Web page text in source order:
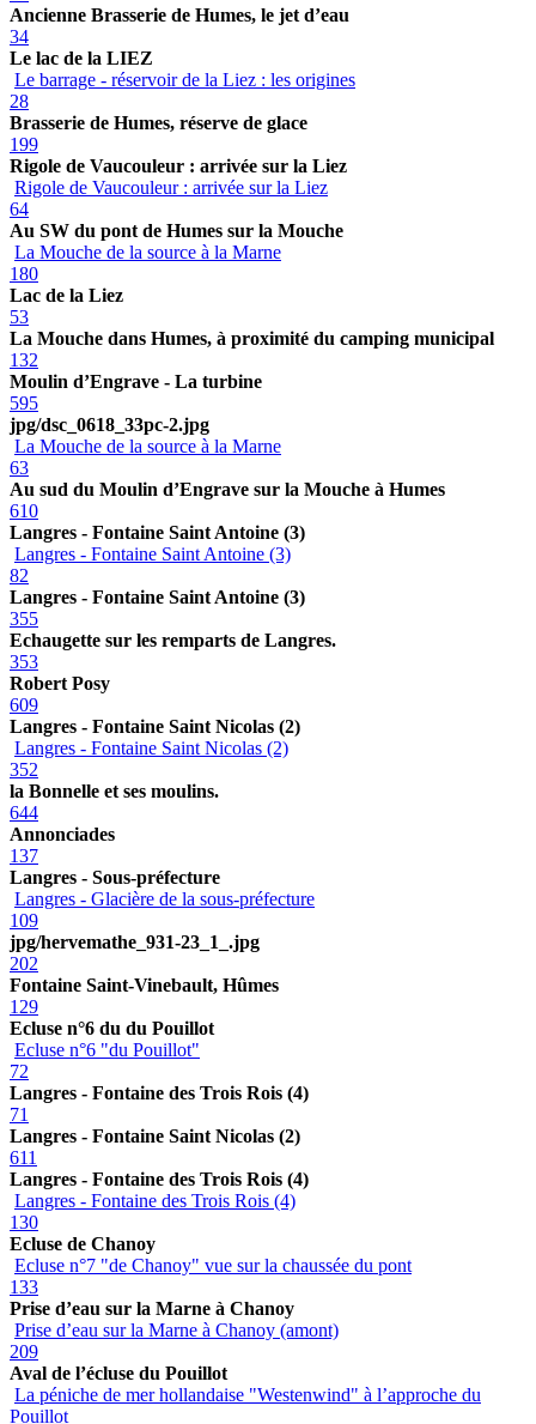
Ancienne Brasserie de Humes, le jet d’eau
34
Le lac de la LIEZ
Le barrage - réservoir de la Liez : les origines
28
Brasserie de Humes, réserve de glace
199
Rigole de Vaucouleur : arrivée sur la Liez
Rigole de Vaucouleur : arrivée sur la Liez
64
Au SW du pont de Humes sur la Mouche
La Mouche de la source à la Marne
180
Lac de la Liez
53
La Mouche dans Humes, à proximité du camping municipal
132
Moulin d’Engrave - La turbine
595
jpg/dsc_0618_33pc-2.jpg
La Mouche de la source à la Marne
63
Au sud du Moulin d’Engrave sur la Mouche à Humes
610
Langres - Fontaine Saint Antoine (3)
Langres - Fontaine Saint Antoine (3)
82
Langres - Fontaine Saint Antoine (3)
355
Echaugette sur les remparts de Langres.
353
Robert Posy
609
Langres - Fontaine Saint Nicolas (2)
Langres - Fontaine Saint Nicolas (2)
352
la Bonnelle et ses moulins.
644
Annonciades
137
Langres - Sous-préfecture
Langres - Glacière de la sous-préfecture
109
jpg/hervemathe_931-23_1_.jpg
202
Fontaine Saint-Vinebault, Hûmes
129
Ecluse n°6 du du Pouillot
Ecluse n°6 "du Pouillot"
72
Langres - Fontaine des Trois Rois (4)
71
Langres - Fontaine Saint Nicolas (2)
611
Langres - Fontaine des Trois Rois (4)
Langres - Fontaine des Trois Rois (4)
130
Ecluse de Chanoy
Ecluse n°7 "de Chanoy" vue sur la chaussée du pont
133
Prise d’eau sur la Marne à Chanoy
Prise d’eau sur la Marne à Chanoy (amont)
209
Aval de l’écluse du Pouillot
La péniche de mer hollandaise "Westenwind" à l’approche du
Pouillot